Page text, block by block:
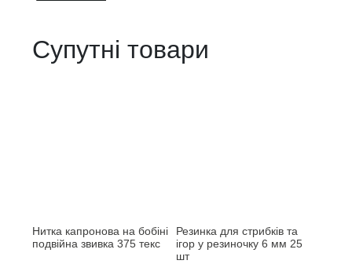
Супутні товари
Нитка капронова на бобіні
подвійна звивка 375 текс
Резинка для стрибків та
ігор у резиночку 6 мм 25
шт